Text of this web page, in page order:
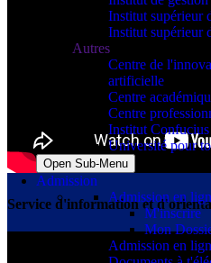
Institut supérieur
Institut supérieur
Autres
Centre de
artificielle
Centre
Centre
Institut Confucius
Université pour
Open Sub-Menu
Admission
Admission en
M'inscrire
Mon
Admission en
Service d'information et